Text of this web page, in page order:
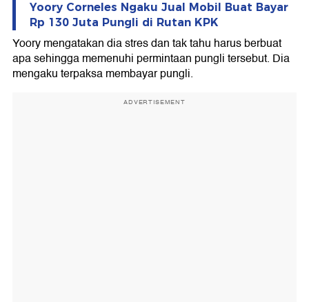
Yoory Corneles Ngaku Jual Mobil Buat Bayar
Rp 130 Juta Pungli di Rutan KPK
Yoory mengatakan dia stres dan tak tahu harus berbuat
apa sehingga memenuhi permintaan pungli tersebut. Dia
mengaku terpaksa membayar pungli.
ADVERTISEMENT